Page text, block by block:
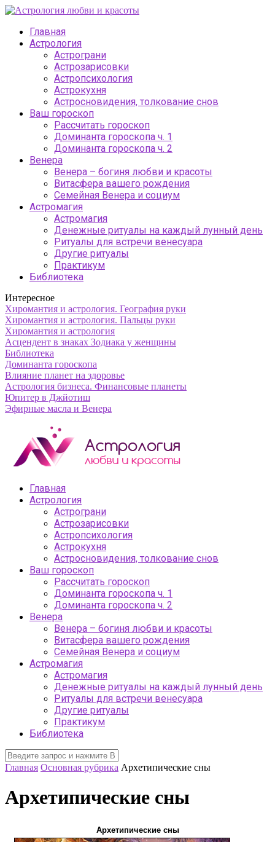
Главная
Астрология
Астрограни
Астрозарисовки
Астропсихология
Астрокухня
Астросновидения, толкование снов
Ваш гороскоп
Рассчитать гороскоп
Доминанта гороскопа ч. 1
Доминанта гороскопа ч. 2
Венера
Венера – богиня любви и красоты
Витасфера вашего рождения
Семейная Венера и социум
Астромагия
Астромагия
Денежные ритуалы на каждый лунный день
Ритуалы для встречи венесуара
Другие ритуалы
Практикум
Библиотека
Интересное
Хиромантия и астрология. География руки
Хиромантия и астрология. Пальцы руки
Хиромантия и астрология
Асцендент в знаках Зодиака у женщины
Библиотека
Доминанта гороскопа
Влияние планет на здоровье
Астрология бизнеса. Финансовые планеты
Юпитер в Джйотиш
Эфирные масла и Венера
Главная
Астрология
Астрограни
Астрозарисовки
Астропсихология
Астрокухня
Астросновидения, толкование снов
Ваш гороскоп
Рассчитать гороскоп
Доминанта гороскопа ч. 1
Доминанта гороскопа ч. 2
Венера
Венера – богиня любви и красоты
Витасфера вашего рождения
Семейная Венера и социум
Астромагия
Астромагия
Денежные ритуалы на каждый лунный день
Ритуалы для встречи венесуара
Другие ритуалы
Практикум
Библиотека
Главная Основная рубрика Архетипические сны
Архетипические сны
Архетипические сны